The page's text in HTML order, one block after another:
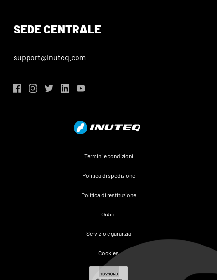
SEDE CENTRALE
support@inuteq.com
Termini e condizioni
Politica di spedizione
Politica di restituzione
Ordini
Servizio e garanzia
Cookies